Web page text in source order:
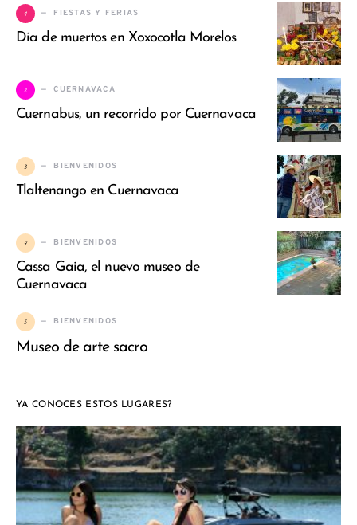
1 FIESTAS Y FERIAS
Dia de muertos en Xoxocotla Morelos
2 CUERNAVACA
Cuernabus, un recorrido por Cuernavaca
3 BIENVENIDOS
Tlaltenango en Cuernavaca
4 BIENVENIDOS
Cassa Gaia, el nuevo museo de
Cuernavaca
5 BIENVENIDOS
Museo de arte sacro
YA CONOCES ESTOS LUGARES?